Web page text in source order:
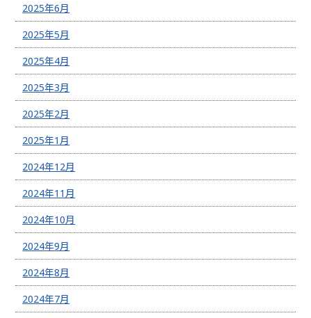
2025年6月
2025年5月
2025年4月
2025年3月
2025年2月
2025年1月
2024年12月
2024年11月
2024年10月
2024年9月
2024年8月
2024年7月